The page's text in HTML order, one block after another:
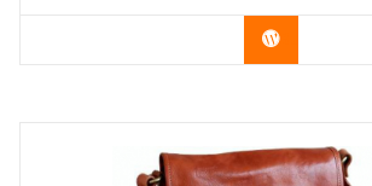
Buy Now